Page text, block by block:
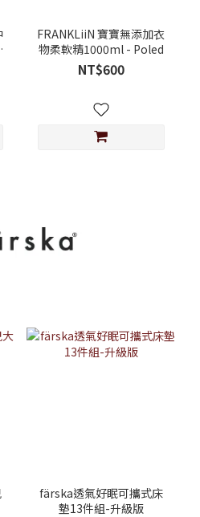
FRANKLiiN 寶寶無添加衣
物柔軟精1000ml - Poled
NT$600
färska透氣好眠可攜式床
墊13件組-升級版